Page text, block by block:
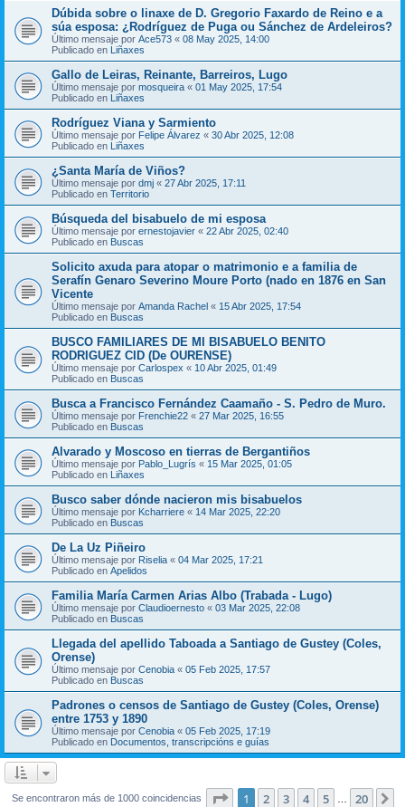
Dúbida sobre o linaxe de D. Gregorio Faxardo de Reino e a
súa esposa: ¿Rodríguez de Puga ou Sánchez de Ardeleiros?
Último mensaje por Ace573 « 08 May 2025, 14:00
Publicado en Liñaxes
Gallo de Leiras, Reinante, Barreiros, Lugo
Último mensaje por mosqueira « 01 May 2025, 17:54
Publicado en Liñaxes
Rodríguez Viana y Sarmiento
Último mensaje por Felipe Álvarez « 30 Abr 2025, 12:08
Publicado en Liñaxes
¿Santa María de Viños?
Último mensaje por dmj « 27 Abr 2025, 17:11
Publicado en Territorio
Búsqueda del bisabuelo de mi esposa
Último mensaje por ernestojavier « 22 Abr 2025, 02:40
Publicado en Buscas
Solicito axuda para atopar o matrimonio e a familia de
Serafín Genaro Severino Moure Porto (nado en 1876 en San
Vicente
Último mensaje por Amanda Rachel « 15 Abr 2025, 17:54
Publicado en Buscas
BUSCO FAMILIARES DE MI BISABUELO BENITO
RODRIGUEZ CID (De OURENSE)
Último mensaje por Carlospex « 10 Abr 2025, 01:49
Publicado en Buscas
Busca a Francisco Fernández Caamaño - S. Pedro de Muro.
Último mensaje por Frenchie22 « 27 Mar 2025, 16:55
Publicado en Buscas
Alvarado y Moscoso en tierras de Bergantiños
Último mensaje por Pablo_Lugrís « 15 Mar 2025, 01:05
Publicado en Liñaxes
Busco saber dónde nacieron mis bisabuelos
Último mensaje por Kcharriere « 14 Mar 2025, 22:20
Publicado en Buscas
De La Uz Piñeiro
Último mensaje por Riselia « 04 Mar 2025, 17:21
Publicado en Apelidos
Familia María Carmen Arias Albo (Trabada - Lugo)
Último mensaje por Claudioernesto « 03 Mar 2025, 22:08
Publicado en Buscas
Llegada del apellido Taboada a Santiago de Gustey (Coles,
Orense)
Último mensaje por Cenobia « 05 Feb 2025, 17:57
Publicado en Buscas
Padrones o censos de Santiago de Gustey (Coles, Orense)
entre 1753 y 1890
Último mensaje por Cenobia « 05 Feb 2025, 17:19
Publicado en Documentos, transcripcións e guías
Se encontraron más de 1000 coincidencias Página de 20
1 2 3 4 5 20